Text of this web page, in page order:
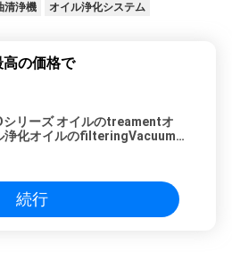
清浄機 オイル浄化システム
高の価格で
シリーズ オイルのtreamentオ
浄化オイルのfilteringVacuum
続行